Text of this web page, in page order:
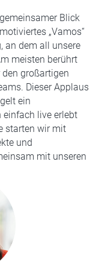
Blick
„Vamos“
an dem all unsere
meisten berührt
großartigen
Dieser Applaus
ein
einfach live erlebt
starten wir mit
und
mit unseren